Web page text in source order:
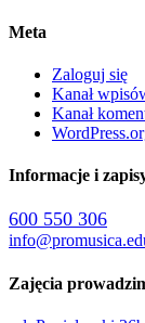
Meta
Zaloguj się
Kanał
Kanał
Informacje i
600 550 306
Zajęcia